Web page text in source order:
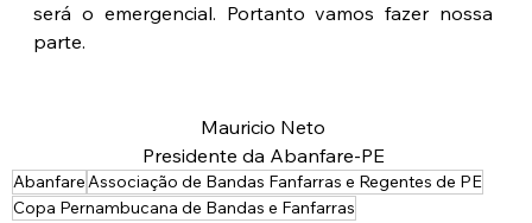
será o emergencial. Portanto vamos fazer nossa
parte.
Mauricio Neto
Presidente da Abanfare-PE
AbanfareAssociação de Bandas Fanfarras e Regentes de PE
Copa Pernambucana de Bandas e Fanfarras